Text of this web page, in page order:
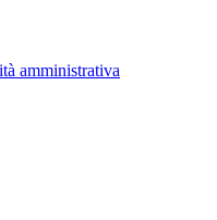
amministrativa